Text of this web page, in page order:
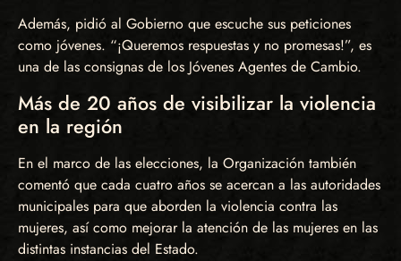
Además, pidió al Gobierno que escuche sus peticiones
como jóvenes. “¡Queremos respuestas y no promesas!”, es
una de las consignas de los Jóvenes Agentes de Cambio.
Más de 20 años de visibilizar la violencia
en la región
En el marco de las elecciones, la Organización también
comentó que cada cuatro años se acercan a las autoridades
municipales para que aborden la violencia contra las
mujeres, así como mejorar la atención de las mujeres en las
distintas instancias del Estado.